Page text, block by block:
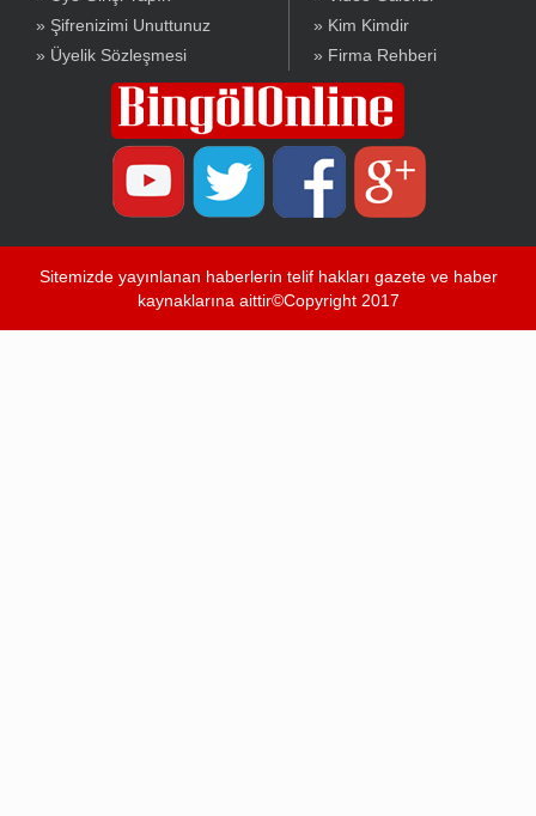
» Şifrenizimi Unuttunuz
» Üyelik Sözleşmesi
» Kim Kimdir
» Firma Rehberi
Sitemizde yayınlanan haberlerin telif hakları gazete ve haber
kaynaklarına aittir©Copyright 2017